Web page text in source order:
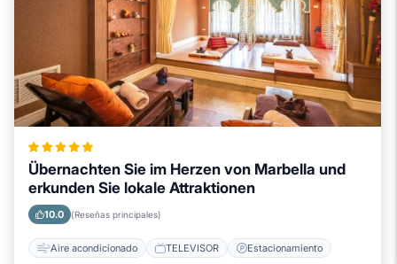
Übernachten Sie im Herzen von Marbella und
erkunden Sie lokale Attraktionen
10.0 (Reseñas principales)
Aire acondicionado TELEVISOR Estacionamiento